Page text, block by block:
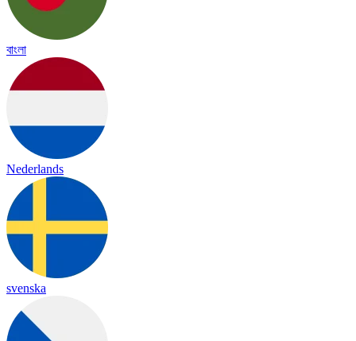
বাংলা
Nederlands
svenska